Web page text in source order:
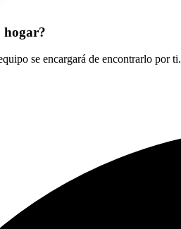
hogar?
se encargará de encontrarlo por ti.